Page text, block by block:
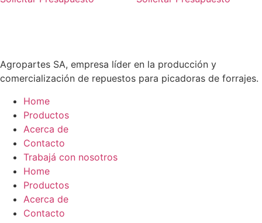
Agropartes SA, empresa líder en la producción y
comercialización de repuestos para picadoras de forrajes.
Home
Productos
Acerca de
Contacto
Trabajá con nosotros
Home
Productos
Acerca de
Contacto